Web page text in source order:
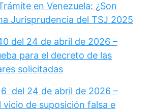
en Venezuela: ¿Son
Jurisprudencia del TSJ 2025
del 24 de abril de 2026 –
para el decreto de las
solicitadas
del 24 de abril de 2026 –
vicio de suposición falsa e